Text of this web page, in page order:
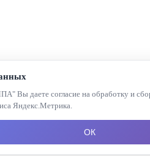
Вы даете согласие на обработку и
Яндекс.Метрика.
ОК